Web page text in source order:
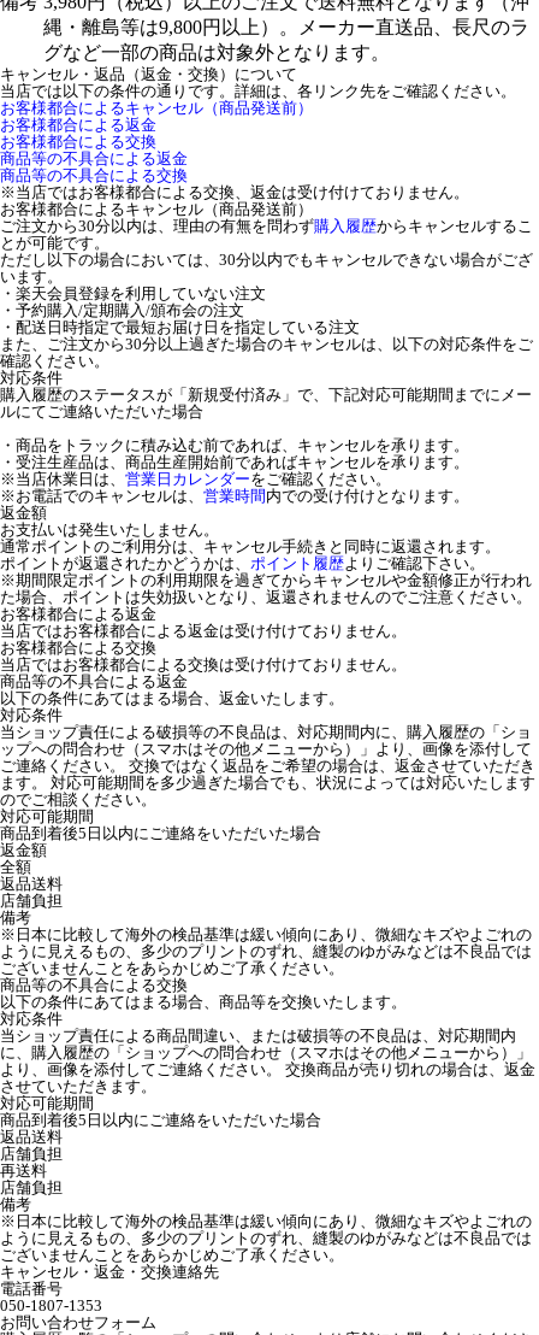
縄・離島等は9,800円以上）。メーカー直送品、長尺のラ
グなど一部の商品は対象外となります。
キャンセル・返品（返金・交換）について
当店では以下の条件の通りです。詳細は、各リンク先をご確認ください。
お客様都合によるキャンセル（商品発送前）
お客様都合による返金
お客様都合による交換
商品等の不具合による返金
商品等の不具合による交換
※当店ではお客様都合による交換、返金は受け付けておりません。
お客様都合によるキャンセル（商品発送前）
ご注文から30分以内は、理由の有無を問わず購入履歴からキャンセルするこ
とが可能です。
ただし以下の場合においては、30分以内でもキャンセルできない場合がござ
います。
・楽天会員登録を利用していない注文
・予約購入/定期購入/頒布会の注文
・配送日時指定で最短お届け日を指定している注文
また、ご注文から30分以上過ぎた場合のキャンセルは、以下の対応条件をご
確認ください。
対応条件
購入履歴のステータスが「新規受付済み」で、下記対応可能期間までにメー
ルにてご連絡いただいた場合
・商品をトラックに積み込む前であれば、キャンセルを承ります。
・受注生産品は、商品生産開始前であればキャンセルを承ります。
※当店休業日は、 営業日カレンダーをご確認ください。
※お電話でのキャンセルは、 営業時間 内での受け付けとなります。
返金額
お支払いは発生いたしません。
通常ポイントのご利用分は、キャンセル手続きと同時に返還されます。
ポイントが返還されたかどうかは、 ポイント履歴よりご確認下さい。
※期間限定ポイントの利用期限を過ぎてからキャンセルや金額修正が行われ
た場合、ポイントは失効扱いとなり、返還されませんのでご注意ください。
お客様都合による返金
当店ではお客様都合による返金は受け付けておりません。
お客様都合による交換
当店ではお客様都合による交換は受け付けておりません。
商品等の不具合による返金
以下の条件にあてはまる場合、返金いたします。
対応条件
当ショップ責任による破損等の不良品は、対応期間内に、購入履歴の「ショ
ップへの問合わせ（スマホはその他メニューから）」より、画像を添付して
ご連絡ください。 交換ではなく返品をご希望の場合は、返金させていただき
ます。 対応可能期間を多少過ぎた場合でも、状況によっては対応いたします
のでご相談ください。
対応可能期間
商品到着後5日以内にご連絡をいただいた場合
返金額
全額
返品送料
店舗負担
備考
※日本に比較して海外の検品基準は緩い傾向にあり、微細なキズやよごれの
ように見えるもの、多少のプリントのずれ、縫製のゆがみなどは不良品では
ございませんことをあらかじめご了承ください。
商品等の不具合による交換
以下の条件にあてはまる場合、商品等を交換いたします。
対応条件
当ショップ責任による商品間違い、または破損等の不良品は、対応期間内
に、購入履歴の「ショップへの問合わせ（スマホはその他メニューから）」
より、画像を添付してご連絡ください。 交換商品が売り切れの場合は、返金
させていただきます。
対応可能期間
商品到着後5日以内にご連絡をいただいた場合
返品送料
店舗負担
再送料
店舗負担
備考
※日本に比較して海外の検品基準は緩い傾向にあり、微細なキズやよごれの
ように見えるもの、多少のプリントのずれ、縫製のゆがみなどは不良品では
ございませんことをあらかじめご了承ください。
キャンセル・返金・交換連絡先
電話番号
050-1807-1353
お問い合わせフォーム